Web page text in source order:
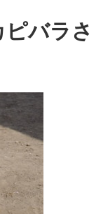
バラさ